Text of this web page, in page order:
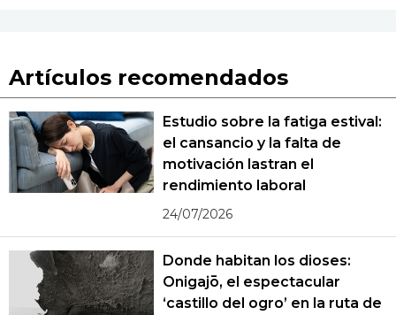
Artículos recomendados
Estudio sobre la fatiga estival:
el cansancio y la falta de
motivación lastran el
rendimiento laboral
24/07/2026
Donde habitan los dioses:
Onigajō, el espectacular
‘castillo del ogro’ en la ruta de